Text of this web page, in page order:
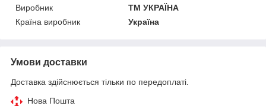
Виробник
ТМ УКРАЇНА
Країна виробник
Україна
Умови доставки
Доставка здійснюється тільки по передоплаті.
Нова Пошта